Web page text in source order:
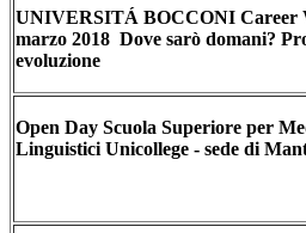
UNIVERSITÁ BOCCONI Career
marzo 2018 Dove sarò domani?
evoluzione
Open Day Scuola Superiore per
Linguistici Unicollege - sede di